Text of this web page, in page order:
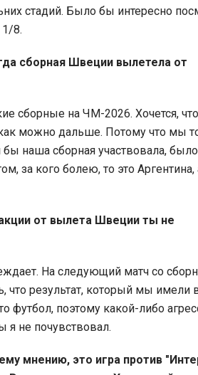
стадий. Было бы интересно
8.
сборная Швеции вылетела от
сборные на ЧМ-2026. Хочется,
можно дальше. Потому что мы
наша сборная участвовала,
за кого болею, то это Аргентина,
от вылета Швеции ты не
На следующий матч со
результат, который мы имели
футбол, поэтому какой-либо
я не почувствовал.
мнению, это игра против